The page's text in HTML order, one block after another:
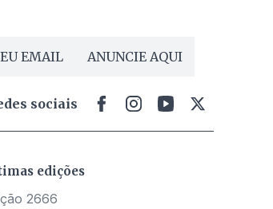
EMAIL ANUNCIE AQUI
sociais
edições
2666